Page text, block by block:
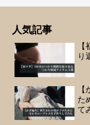
人気記事
り
た
て